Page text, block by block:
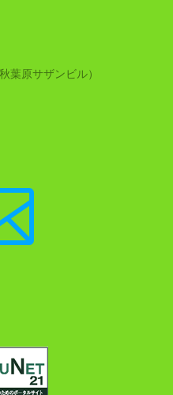
葉原サザンビル）